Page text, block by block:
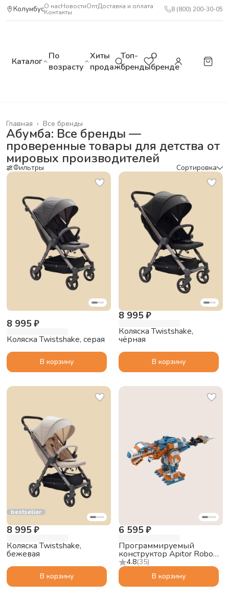
КолумбусО насНовостиОптДоставка и оплата
Контакты 8 (800) 200-30-05
Каталог По
возрасту
Хиты
продаж
Топ-
бренды
О
бренде
Все бренды
Главная ›
Абумба: Все бренды —
проверенные товары для детства от
мировых производителей
Фильтры Сортировка
8 995 ₽
Коляска Twistshake, серая
В корзину
8 995 ₽
Коляска Twistshake,
чёрная
В корзину
bestseller
8 995 ₽
Коляска Twistshake,
бежевая
В корзину
4.8(35)
6 595 ₽
Программируемый
конструктор Apitor Robot
X 12в1
В корзину